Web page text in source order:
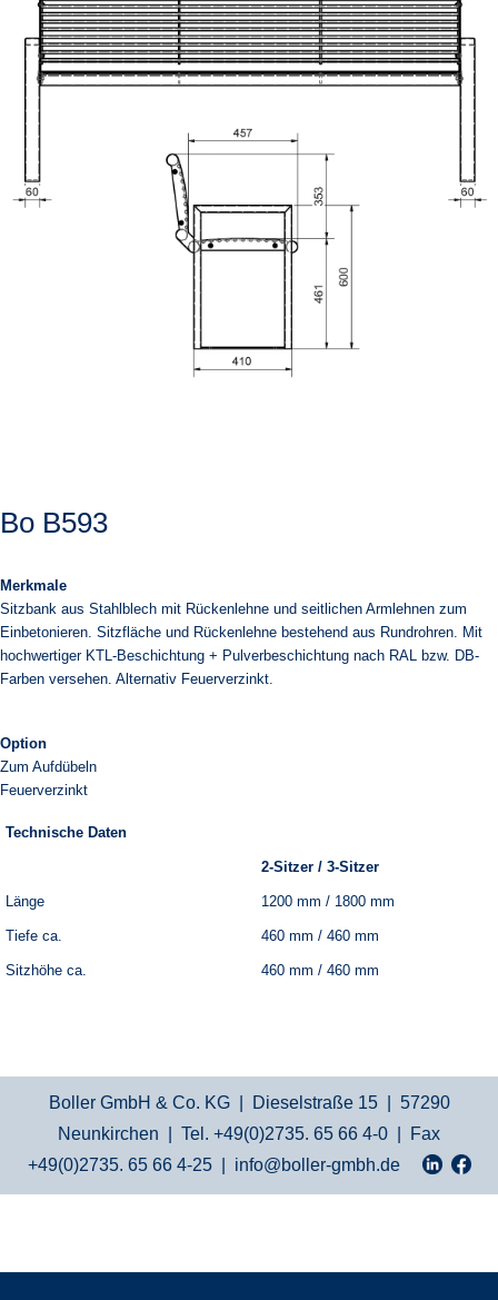
Bo B593
Merkmale
Sitzbank aus Stahlblech mit Rückenlehne und seitlichen Armlehnen zum
Einbetonieren. Sitzfläche und Rückenlehne bestehend aus Rundrohren. Mit
hochwertiger KTL-Beschichtung + Pulverbeschichtung nach RAL bzw. DB-
Farben versehen. Alternativ Feuerverzinkt.
Option
Zum Aufdübeln
Feuerverzinkt
Technische Daten
2-Sitzer / 3-Sitzer
Länge 1200 mm / 1800 mm
Tiefe ca. 460 mm / 460 mm
Sitzhöhe ca. 460 mm / 460 mm
Boller GmbH & Co. KG | Dieselstraße 15 | 57290
Neunkirchen | Tel. +49(0)2735. 65 66 4-0 | Fax
+49(0)2735. 65 66 4-25 | info@boller-gmbh.de